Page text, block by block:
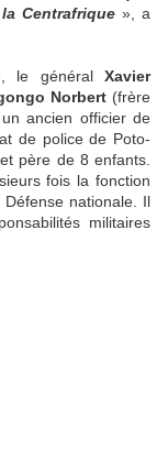
Centrafrique », a
le général Xavier
Norbert (frère
ancien officier de
de police de Poto-
père de 8 enfants.
fois la fonction
nationale. Il
militaires